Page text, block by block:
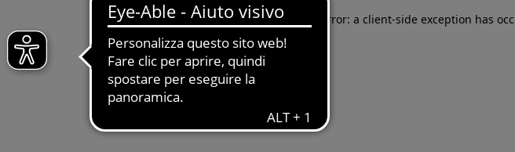
Application error: a client-side exception has